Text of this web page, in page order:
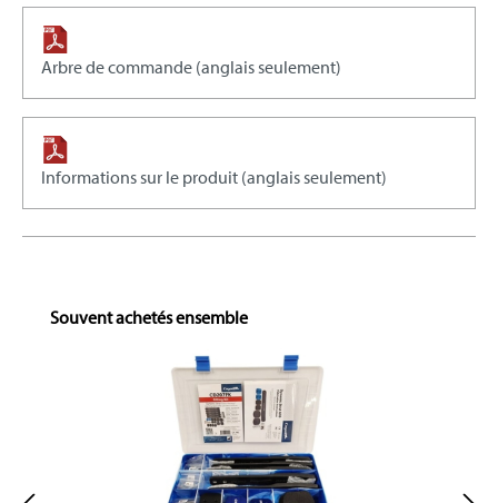
Arbre de commande (anglais seulement)
Informations sur le produit (anglais seulement)
Skip product gallery
Souvent achetés ensemble